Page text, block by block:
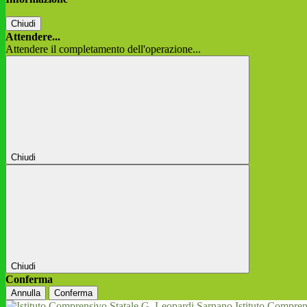
Chiudi
Attendere...
Attendere il completamento dell'operazione...
Chiudi
Chiudi
Conferma
Annulla Conferma